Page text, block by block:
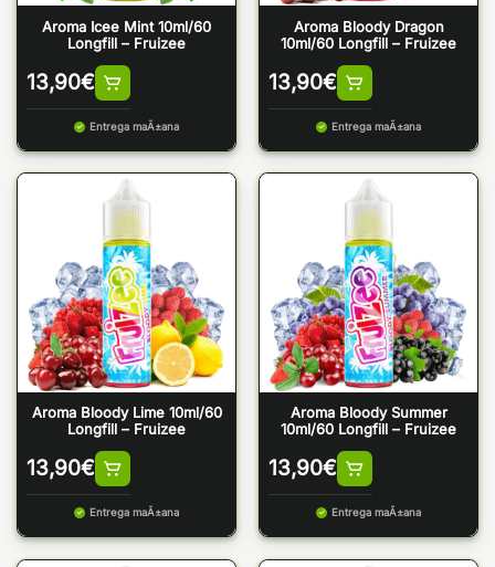
Aroma Icee Mint 10ml/60
Longfill – Fruizee
13,90€
Entrega maÃ±ana
Aroma Bloody Dragon
10ml/60 Longfill – Fruizee
13,90€
Entrega maÃ±ana
Aroma Bloody Lime 10ml/60
Longfill – Fruizee
13,90€
Entrega maÃ±ana
Aroma Bloody Summer
10ml/60 Longfill – Fruizee
13,90€
Entrega maÃ±ana